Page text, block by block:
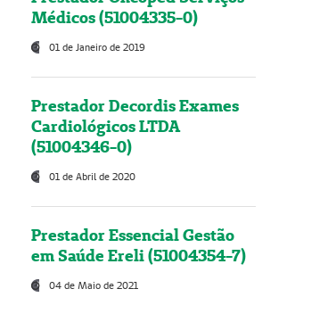
Médicos (51004335-0)
01 de Janeiro de 2019
Prestador Decordis Exames
Cardiológicos LTDA
(51004346-0)
01 de Abril de 2020
Prestador Essencial Gestão
em Saúde Ereli (51004354-7)
04 de Maio de 2021